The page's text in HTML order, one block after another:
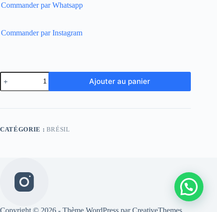
Commander par Whatsapp
Commander par Instagram
quantité
de
Brazil
1997
Ajouter au panier
CATÉGORIE : BRÉSIL
Copyright © 2026 - Thème WordPress parCreativeThemes